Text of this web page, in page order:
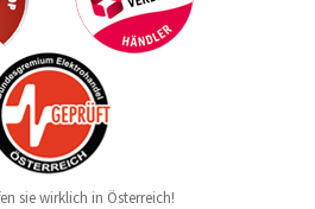
sie wirklich in Österreich!